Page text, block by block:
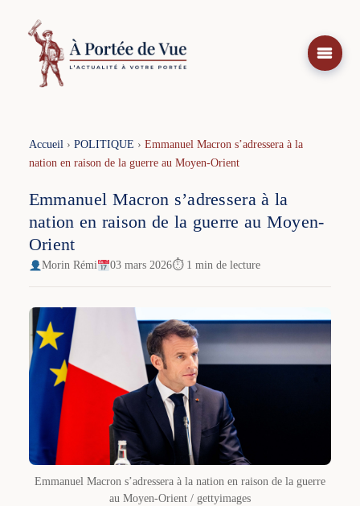
contenu
Accueil› POLITIQUE › Emmanuel Macron s’adressera à la
nation en raison de la guerre au Moyen-Orient
Emmanuel Macron s’adressera à la
nation en raison de la guerre au Moyen-
Orient
Morin Rémi 03 mars 2026⏱ 1 min de lecture
Emmanuel Macron s’adressera à la nation en raison de la guerre
au Moyen-Orient / gettyimages